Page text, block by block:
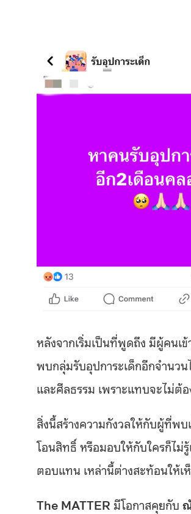
หลังจากเริ่มเป็นที่พูดถึง มีผู้คนเ
พบกลุ่มรับอุปการะเด็กอีกจำนว
และศีลธรรม เพราะแทบจะไม่ต้
สิ่งนี้สร้างความกังวลให้กับผู้ที่พ
โอนสิทธิ์ หรือมอบให้กับใครก็ไม่
ตอบแทน เหล่านี้ต่างสะท้อนให้เ
The MATTER มีโอกาสคุยกับ